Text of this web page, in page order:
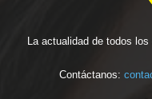
La actualidad de todos
Contáctanos: